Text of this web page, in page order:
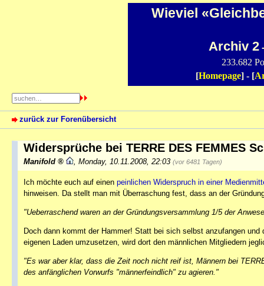
Wieviel
Archiv 2
233.682
[Homepage] - [
zurück zur Forenübersicht
Widersprüche bei TERRE DES FEMMES
Manifold Monday, 10.11.2008, 22:03 (vor 6481 Tagen)
Ich möchte euch auf einen peinlichen Widerspruch in einer
hinweisen. Da stellt man mit Überraschung fest, dass an der
"Ueberraschend waren an der Gründungsversammlung 1/5 der
Doch dann kommt der Hammer! Statt bei sich selbst anzufangen
eigenen Laden umzusetzen, wird dort den männlichen Mitgliedern
"Es war aber klar, dass die Zeit noch nicht reif ist, Männern bei
des anfänglichen Vorwurfs "männerfeindlich" zu agieren."